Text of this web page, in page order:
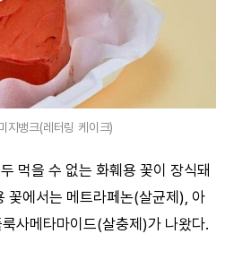
지뱅크(레터링 케이크)
먹을 수 없는 화훼용 꽃이 장식돼
꽃에서는 메트라페논(살균제), 아
사메타마이드(살충제)가 나왔다.